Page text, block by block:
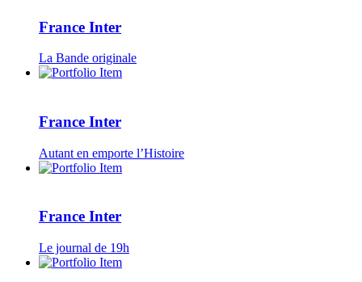
France Inter
La Bande originale
France Inter
Autant en emporte l’Histoire
France Inter
Le journal de 19h